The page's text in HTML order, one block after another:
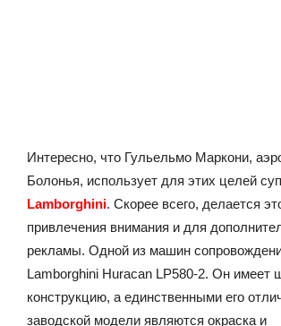
Интересно, что Гульельмо Маркони,
Болонья, использует для этих целей
Lamborghini. Скорее всего, делается
привлечения внимания и для
рекламы. Одной из машин
Lamborghini Huracan LP580-2. Он имеет
конструкцию, а единственными его
заводской модели являются окраска и